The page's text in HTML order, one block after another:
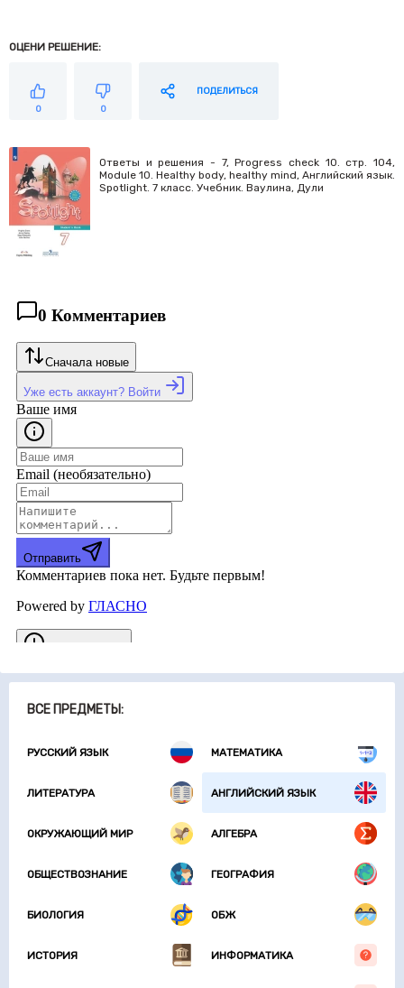
ВСЕ ПРЕДМЕТЫ:
РУССКИЙ ЯЗЫК МАТЕМАТИКА
ЛИТЕРАТУРА АНГЛИЙСКИЙ ЯЗЫК
ОКРУЖАЮЩИЙ МИР АЛГЕБРА
ОБЩЕСТВОЗНАНИЕ ГЕОГРАФИЯ
БИОЛОГИЯ ОБЖ
ИСТОРИЯ ИНФОРМАТИКА
ОЦЕНИ РЕШЕНИЕ:
0 0
ПОДЕЛИТЬСЯ
Ответы и решения - 7, Progress check 10. стр. 104,
Module 10. Healthy body, healthy mind, Английский язык.
Spotlight. 7 класс. Учебник. Ваулина, Дули